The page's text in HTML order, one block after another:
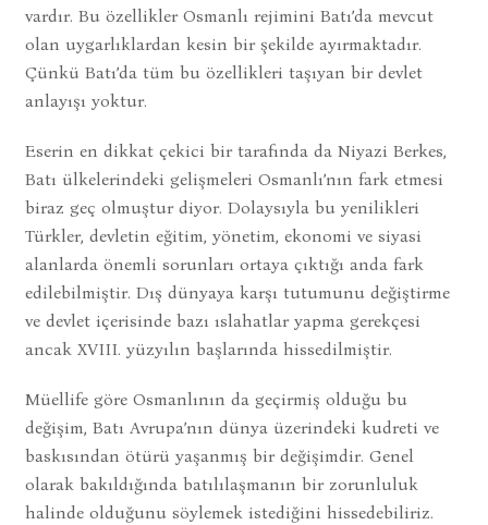
vardır. Bu özellikler Osmanlı rejimini Batı’da mevcut
olan uygarlıklardan kesin bir şekilde ayırmaktadır.
Çünkü Batı’da tüm bu özellikleri taşıyan bir devlet
anlayışı yoktur.
Eserin en dikkat çekici bir tarafında da Niyazi Berkes,
Batı ülkelerindeki gelişmeleri Osmanlı’nın fark etmesi
biraz geç olmuştur diyor. Dolaysıyla bu yenilikleri
Türkler, devletin eğitim, yönetim, ekonomi ve siyasi
alanlarda önemli sorunları ortaya çıktığı anda fark
edilebilmiştir. Dış dünyaya karşı tutumunu değiştirme
ve devlet içerisinde bazı ıslahatlar yapma gerekçesi
ancak XVIII. yüzyılın başlarında hissedilmiştir.
Müellife göre Osmanlının da geçirmiş olduğu bu
değişim, Batı Avrupa’nın dünya üzerindeki kudreti ve
baskısından ötürü yaşanmış bir değişimdir. Genel
olarak bakıldığında batılılaşmanın bir zorunluluk
halinde olduğunu söylemek istediğini hissedebiliriz.